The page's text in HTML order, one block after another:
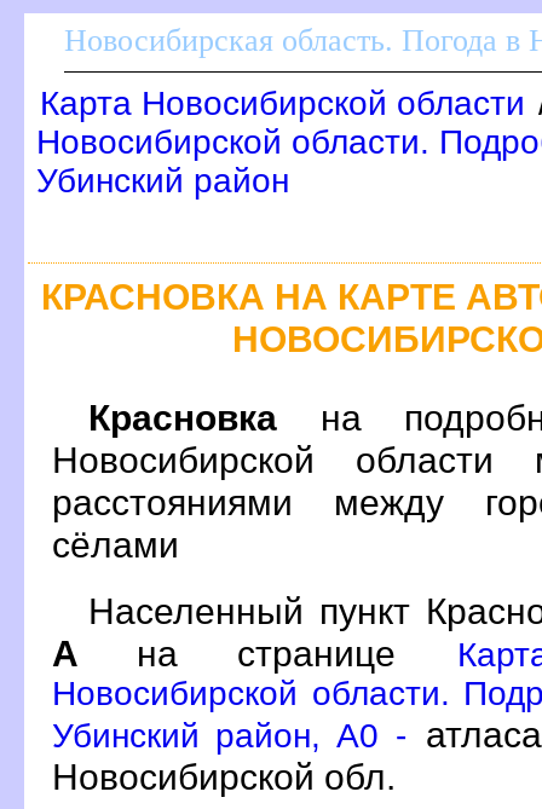
Новосибирская область. Погода в
Карта Новосибирской области
Новосибирской области.
Убинский район
КРАСНОВКА НА КАРТЕ
Красновка на
Новосибирской
расстояниями между
сёлами
Населенный пункт
А на странице
Новосибирской области.
Убинский район, A0 -
Новосибирской обл.